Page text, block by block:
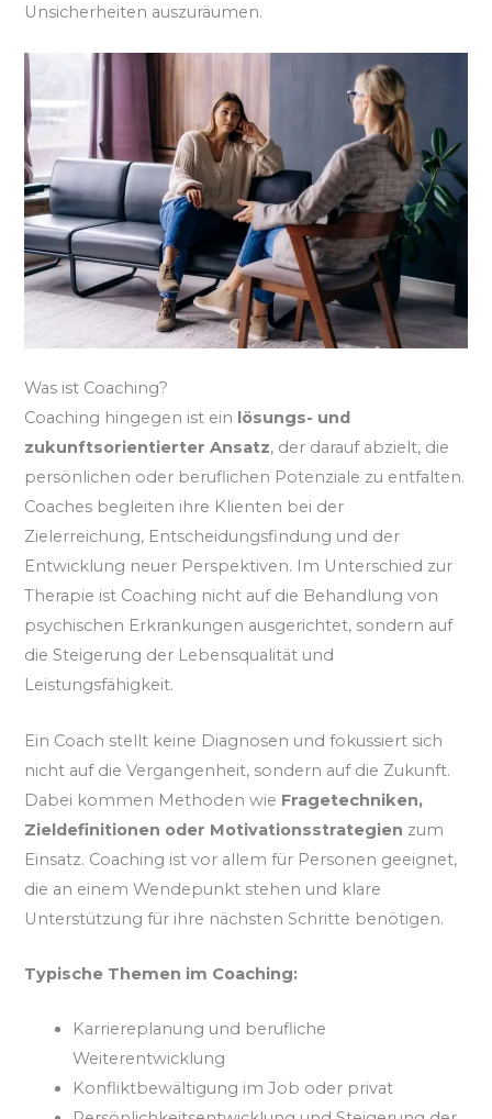
Unsicherheiten auszuräumen.
Was ist Coaching?
Coaching hingegen ist ein lösungs- und
zukunftsorientierter Ansatz, der darauf abzielt, die
persönlichen oder beruflichen Potenziale zu entfalten.
Coaches begleiten ihre Klienten bei der
Zielerreichung, Entscheidungsfindung und der
Entwicklung neuer Perspektiven. Im Unterschied zur
Therapie ist Coaching nicht auf die Behandlung von
psychischen Erkrankungen ausgerichtet, sondern auf
die Steigerung der Lebensqualität und
Leistungsfähigkeit.
Ein Coach stellt keine Diagnosen und fokussiert sich
nicht auf die Vergangenheit, sondern auf die Zukunft.
Dabei kommen Methoden wie Fragetechniken,
Zieldefinitionen oder Motivationsstrategien zum
Einsatz. Coaching ist vor allem für Personen geeignet,
die an einem Wendepunkt stehen und klare
Unterstützung für ihre nächsten Schritte benötigen.
Typische Themen im Coaching:
Karriereplanung und berufliche
Weiterentwicklung
Konfliktbewältigung im Job oder privat